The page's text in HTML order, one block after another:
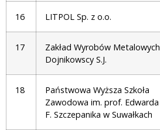
16 LITPOL Sp. z o.o.
17
Zakład Wyrobów Metalowych
Dojnikowscy S.J.
18
Państwowa Wyższa Szkoła
Zawodowa im. prof. Edwarda
F. Szczepanika w Suwałkach